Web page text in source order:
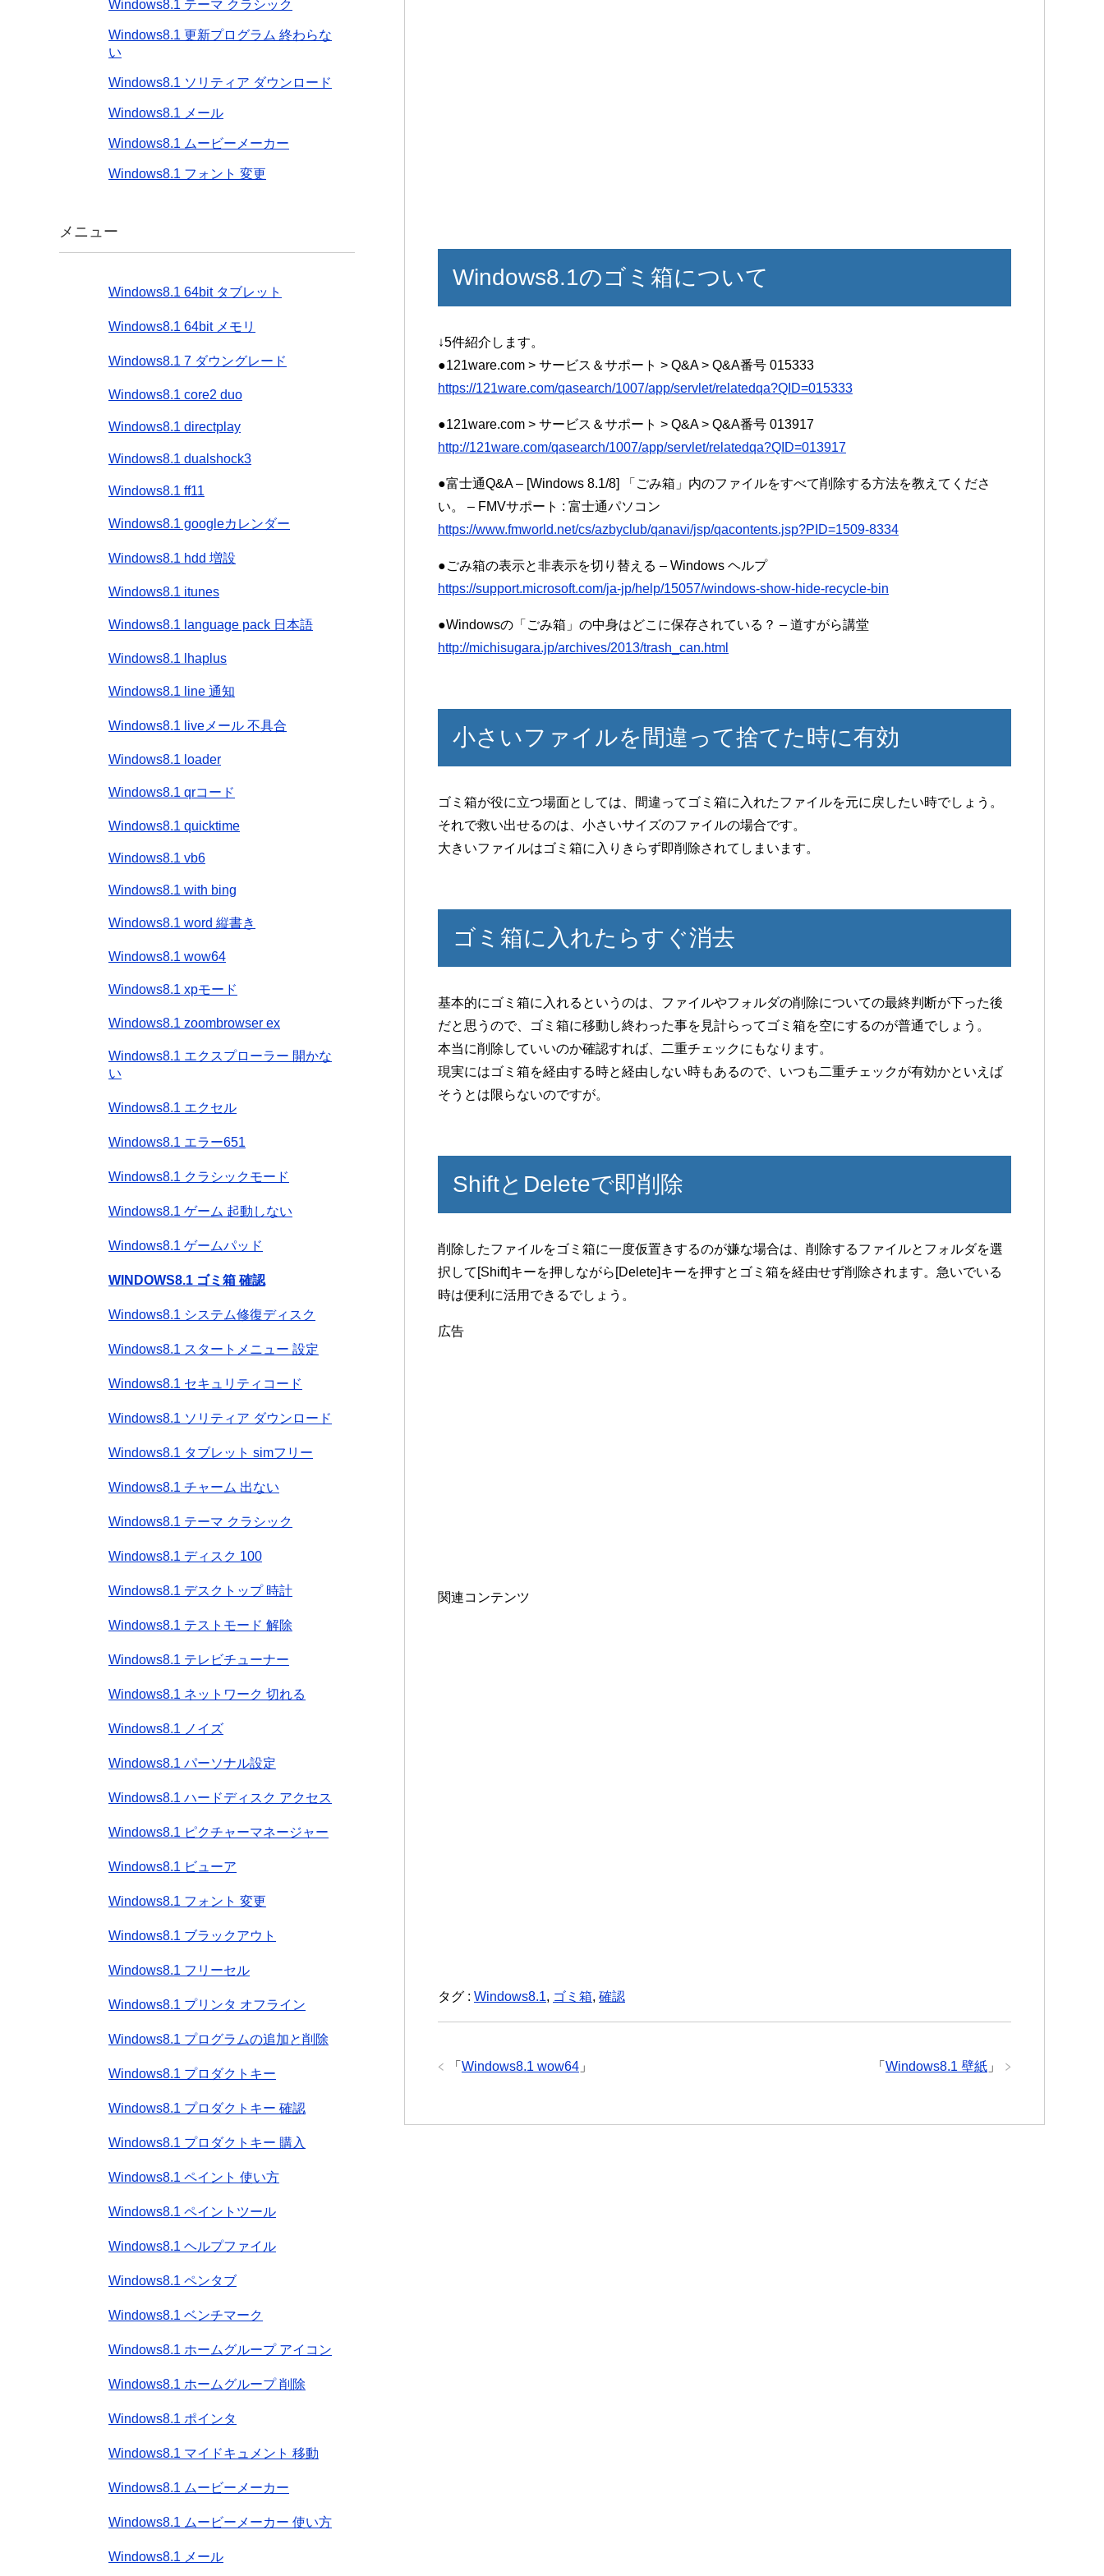
Windows8.1のゴミ箱について
↓5件紹介します。
●121ware.com > サービス＆サポート > Q&A > Q&A番号 015333
https://121ware.com/qasearch/1007/app/servlet/relatedqa?QID=015333
●121ware.com > サービス＆サポート > Q&A > Q&A番号 013917
http://121ware.com/qasearch/1007/app/servlet/relatedqa?QID=013917
●富士通Q&A – [Windows 8.1/8] 「ごみ箱」内のファイルをすべて削除する方法を教えてくださ
い。 – FMVサポート : 富士通パソコン
https://www.fmworld.net/cs/azbyclub/qanavi/jsp/qacontents.jsp?PID=1509-8334
●ごみ箱の表示と非表示を切り替える – Windows ヘルプ
https://support.microsoft.com/ja-jp/help/15057/windows-show-hide-recycle-bin
●Windowsの「ごみ箱」の中身はどこに保存されている？ – 道すがら講堂
http://michisugara.jp/archives/2013/trash_can.html
小さいファイルを間違って捨てた時に有効
ゴミ箱が役に立つ場面としては、間違ってゴミ箱に入れたファイルを元に戻したい時でしょう。
それで救い出せるのは、小さいサイズのファイルの場合です。
大きいファイルはゴミ箱に入りきらず即削除されてしまいます。
ゴミ箱に入れたらすぐ消去
基本的にゴミ箱に入れるというのは、ファイルやフォルダの削除についての最終判断が下った後
だと思うので、ゴミ箱に移動し終わった事を見計らってゴミ箱を空にするのが普通でしょう。
本当に削除していいのか確認すれば、二重チェックにもなります。
現実にはゴミ箱を経由する時と経由しない時もあるので、いつも二重チェックが有効かといえば
そうとは限らないのですが。
ShiftとDeleteで即削除
削除したファイルをゴミ箱に一度仮置きするのが嫌な場合は、削除するファイルとフォルダを選
択して[Shift]キーを押しながら[Delete]キーを押すとゴミ箱を経由せず削除されます。急いでいる
時は便利に活用できるでしょう。
広告
関連コンテンツ
タグ : Windows8.1, ゴミ箱, 確認
「 Windows8.1 壁紙 」
「 Windows8.1 wow64 」
Windows8.1 テーマ クラシック
Windows8.1 更新プログラム 終わらな
い
Windows8.1 ソリティア ダウンロード
Windows8.1 メール
Windows8.1 ムービーメーカー
Windows8.1 フォント 変更
メニュー
Windows8.1 64bit タブレット
Windows8.1 64bit メモリ
Windows8.1 7 ダウングレード
Windows8.1 core2 duo
Windows8.1 directplay
Windows8.1 dualshock3
Windows8.1 ff11
Windows8.1 googleカレンダー
Windows8.1 hdd 増設
Windows8.1 itunes
Windows8.1 language pack 日本語
Windows8.1 lhaplus
Windows8.1 line 通知
Windows8.1 liveメール 不具合
Windows8.1 loader
Windows8.1 qrコード
Windows8.1 quicktime
Windows8.1 vb6
Windows8.1 with bing
Windows8.1 word 縦書き
Windows8.1 wow64
Windows8.1 xpモード
Windows8.1 zoombrowser ex
Windows8.1 エクスプローラー 開かな
い
Windows8.1 エクセル
Windows8.1 エラー651
Windows8.1 クラシックモード
Windows8.1 ゲーム 起動しない
Windows8.1 ゲームパッド
WINDOWS8.1 ゴミ箱 確認
Windows8.1 システム修復ディスク
Windows8.1 スタートメニュー 設定
Windows8.1 セキュリティコード
Windows8.1 ソリティア ダウンロード
Windows8.1 タブレット simフリー
Windows8.1 チャーム 出ない
Windows8.1 テーマ クラシック
Windows8.1 ディスク 100
Windows8.1 デスクトップ 時計
Windows8.1 テストモード 解除
Windows8.1 テレビチューナー
Windows8.1 ネットワーク 切れる
Windows8.1 ノイズ
Windows8.1 パーソナル設定
Windows8.1 ハードディスク アクセス
Windows8.1 ピクチャーマネージャー
Windows8.1 ビューア
Windows8.1 フォント 変更
Windows8.1 ブラックアウト
Windows8.1 フリーセル
Windows8.1 プリンタ オフライン
Windows8.1 プログラムの追加と削除
Windows8.1 プロダクトキー
Windows8.1 プロダクトキー 確認
Windows8.1 プロダクトキー 購入
Windows8.1 ペイント 使い方
Windows8.1 ペイントツール
Windows8.1 ヘルプファイル
Windows8.1 ペンタブ
Windows8.1 ベンチマーク
Windows8.1 ホームグループ アイコン
Windows8.1 ホームグループ 削除
Windows8.1 ポインタ
Windows8.1 マイドキュメント 移動
Windows8.1 ムービーメーカー
Windows8.1 ムービーメーカー 使い方
Windows8.1 メール